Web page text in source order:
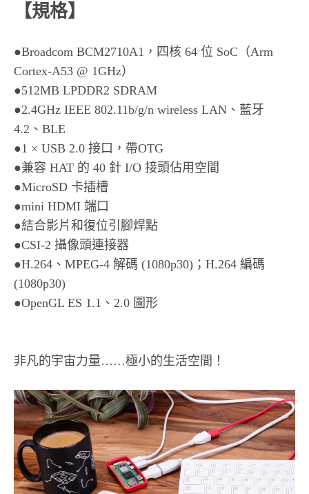
【規格】
●Broadcom BCM2710A1，四核 64 位 SoC（Arm
Cortex-A53 @ 1GHz）
●512MB LPDDR2 SDRAM
●2.4GHz IEEE 802.11b/g/n wireless LAN、藍牙
4.2、BLE
●1 × USB 2.0 接口，帶OTG
●兼容 HAT 的 40 針 I/O 接頭佔用空間
●MicroSD 卡插槽
●mini HDMI 端口
●結合影片和復位引腳焊點
●CSI-2 攝像頭連接器
●H.264、MPEG-4 解碼 (1080p30)；H.264 編碼
(1080p30)
●OpenGL ES 1.1、2.0 圖形
非凡的宇宙力量……極小的生活空間！